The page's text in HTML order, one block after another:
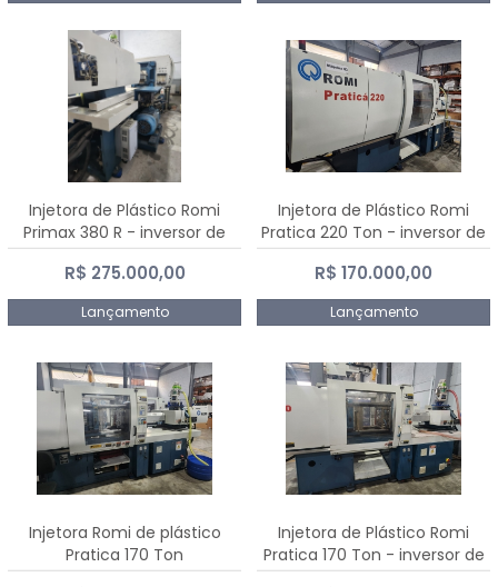
Injetora de Plástico Romi
Primax 380 R - inversor de
frequência NR 12
R$ 275.000,00
Lançamento
Injetora de Plástico Romi
Pratica 220 Ton - inversor de
frequência NR 12
R$ 170.000,00
Lançamento
Injetora Romi de plástico
Pratica 170 Ton
Injetora de Plástico Romi
Pratica 170 Ton - inversor de
frequência NR 12